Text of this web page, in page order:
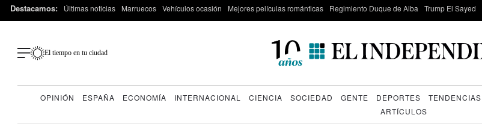
Destacamos: Últimas noticias Marruecos Vehículos ocasión Mejores películas románticas Regimiento Duque de Alba Trump El Sayed
El tiempo en tu ciudad
OPINIÓN ESPAÑA ECONOMÍA INTERNACIONAL CIENCIA SOCIEDAD GENTE DEPORTES TENDENCIAS
ARTÍCULOS